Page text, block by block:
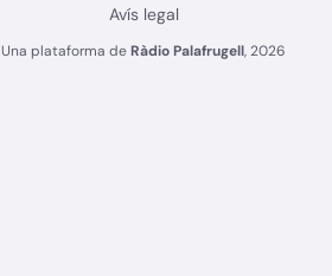
Avís legal
Una plataforma deRàdio Palafrugell, 2026